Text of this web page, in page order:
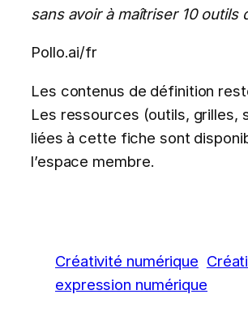
sans avoir à maîtriser 10 outils
Pollo.ai/fr
Les contenus de définition
Les ressources (outils, grilles,
liées à cette fiche sont
l’espace membre.
Créativité numérique
expression numérique